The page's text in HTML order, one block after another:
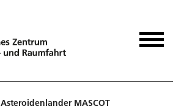
Asteroidenlander MASCOT